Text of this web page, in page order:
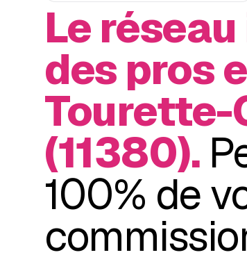
Le
des pros
Tourette-
(11380).
100% de